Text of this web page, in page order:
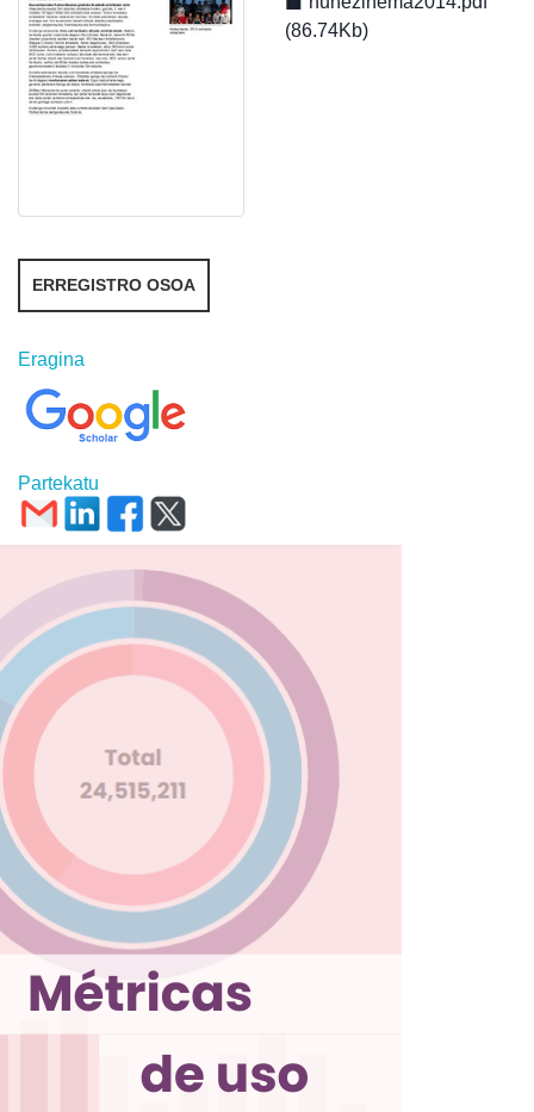
(86.74Kb)
ERREGISTRO OSOA
Eragina
Partekatu